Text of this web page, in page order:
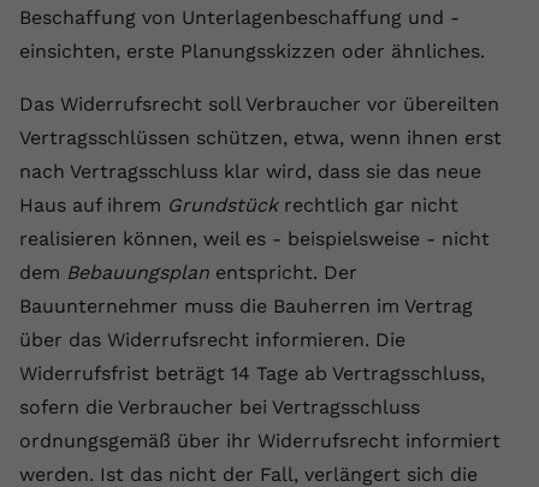
Beschaffung von Unterlagenbeschaffung und -
einsichten, erste Planungsskizzen oder ähnliches.
Das Widerrufsrecht soll Verbraucher vor übereilten
Vertragsschlüssen schützen, etwa, wenn ihnen erst
nach Vertragsschluss klar wird, dass sie das neue
Haus auf ihrem Grundstückrechtlich gar nicht
realisieren können, weil es - beispielsweise - nicht
dem Bebauungsplan entspricht. Der
Bauunternehmer muss die Bauherren im Vertrag
über das Widerrufsrecht informieren. Die
Widerrufsfrist beträgt 14 Tage ab Vertragsschluss,
sofern die Verbraucher bei Vertragsschluss
ordnungsgemäß über ihr Widerrufsrecht informiert
werden. Ist das nicht der Fall, verlängert sich die
yt.innertube::nextId
Laufzeit Session
Zweck
Dieser von YouTube gesetzte Cookie
registriert eine eindeutige ID, um
Daten darüber zu speichern, welche
Videos von YouTube der Nutzer
Name yt-remote-connected-devices
Anbieter